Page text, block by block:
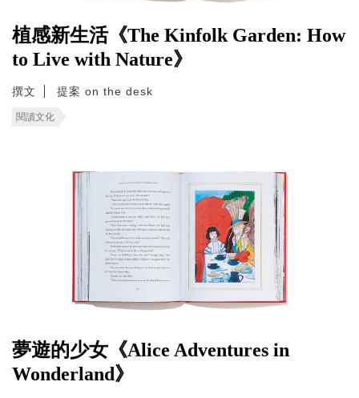
植感新生活《The Kinfolk Garden: How
to Live with Nature》
撰文 提案 on the desk
閱讀文化
夢遊的少女《Alice Adventures in
Wonderland》